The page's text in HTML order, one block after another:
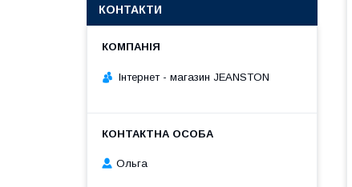
КОНТАКТИ
Інтернет - магазин JEANSTON
Ольга